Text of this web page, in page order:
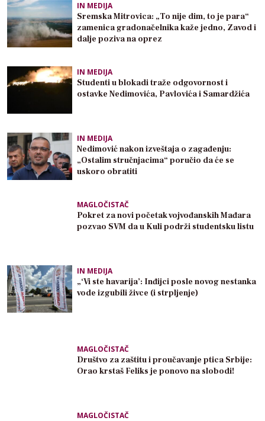
IN MEDIJA
Sremska Mitrovica: „To nije dim, to je para“
zamenica gradonačelnika kaže jedno, Zavod i
dalje poziva na oprez
IN MEDIJA
Studenti u blokadi traže odgovornost i
ostavke Nedimovića, Pavlovića i Samardžića
IN MEDIJA
Nedimović nakon izveštaja o zagađenju:
„Ostalim stručnjacima“ poručio da će se
uskoro obratiti
MAGLOČISTAČ
Pokret za novi početak vojvođanskih Mađara
pozvao SVM da u Kuli podrži studentsku listu
IN MEDIJA
„‘Vi ste havarija’: Inđijci posle novog nestanka
vode izgubili živce (i strpljenje)
MAGLOČISTAČ
Društvo za zaštitu i proučavanje ptica Srbije:
Orao krstaš Feliks je ponovo na slobodi!
MAGLOČISTAČ